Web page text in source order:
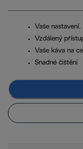
Vaše
Vzdálený
Vaše káva na
Snadné čištění